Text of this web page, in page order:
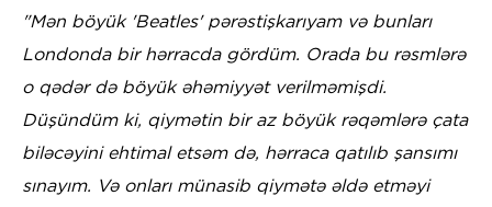
"Mən böyük 'Beatles' pərəstişkarıyam və bunları
Londonda bir hərracda gördüm. Orada bu rəsmlərə
o qədər də böyük əhəmiyyət verilməmişdi.
Düşündüm ki, qiymətin bir az böyük rəqəmlərə çata
biləcəyini ehtimal etsəm də, hərraca qatılıb şansımı
sınayım. Və onları münasib qiymətə əldə etməyi